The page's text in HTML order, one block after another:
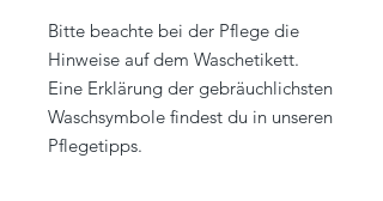
Bitte beachte bei der Pflege die
Hinweise auf dem Waschetikett.
Eine Erklärung der gebräuchlichsten
Waschsymbole findest du in unseren
Pflegetipps.